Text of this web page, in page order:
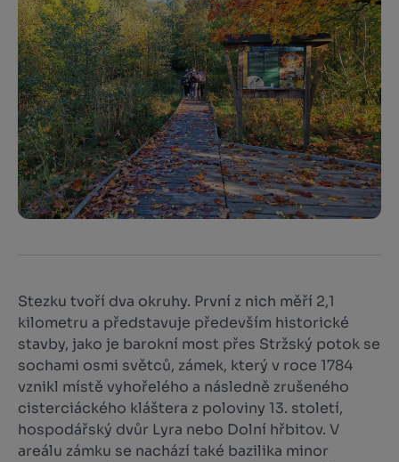
Stezku tvoří dva okruhy. První z nich měří 2,1
kilometru a představuje především historické
stavby, jako je barokní most přes Stržský potok se
sochami osmi světců, zámek, který v roce 1784
vznikl místě vyhořelého a následně zrušeného
cisterciáckého kláštera z poloviny 13. století,
hospodářský dvůr Lyra nebo Dolní hřbitov. V
areálu zámku se nachází také bazilika minor